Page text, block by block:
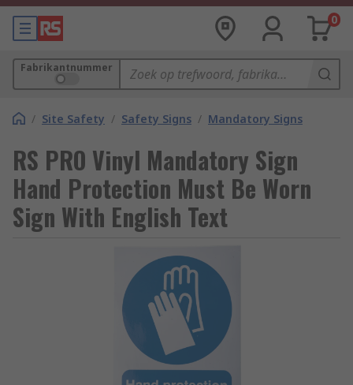
0
Fabrikantnummer
/ Site Safety / Safety Signs / Mandatory Signs
RS PRO Vinyl Mandatory Sign
Hand Protection Must Be Worn
Sign With English Text